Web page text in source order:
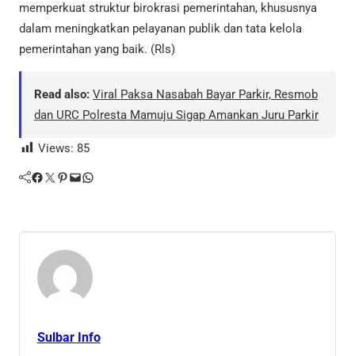
memperkuat struktur birokrasi pemerintahan, khususnya
dalam meningkatkan pelayanan publik dan tata kelola
pemerintahan yang baik. (Rls)
Read also: Viral Paksa Nasabah Bayar Parkir, Resmob
dan URC Polresta Mamuju Sigap Amankan Juru Parkir
Views: 85
Facebook Twitter Pinterest Mail WhatsApp
Sulbar Info